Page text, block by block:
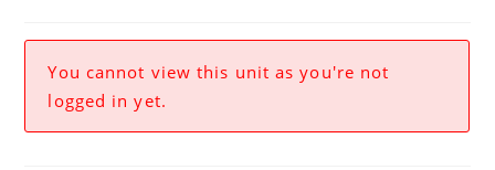
You cannot view this unit as you're not
logged in yet.